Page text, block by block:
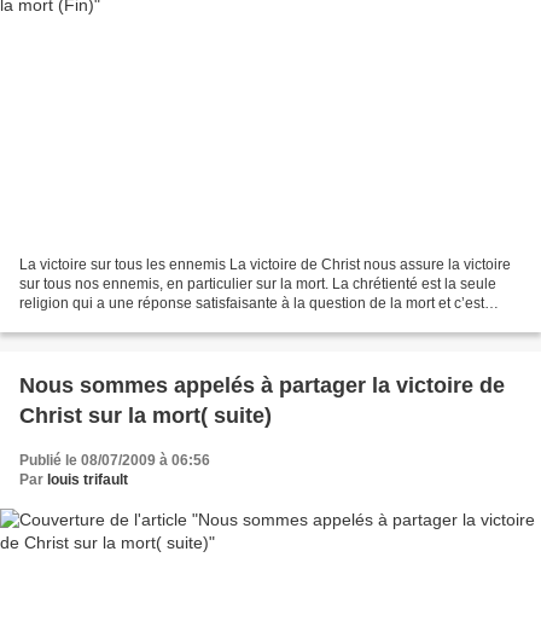
La victoire sur tous les ennemis La victoire de Christ nous assure la victoire
sur tous nos ennemis, en particulier sur la mort. La chrétienté est la seule
religion qui a une réponse satisfaisante à la question de la mort et c’est
Nous sommes appelés à partager la victoire de
Christ sur la mort( suite)
Publié le 08/07/2009 à 06:56
Par louis trifault